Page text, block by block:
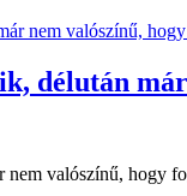
délután
nem valószínű, hogy